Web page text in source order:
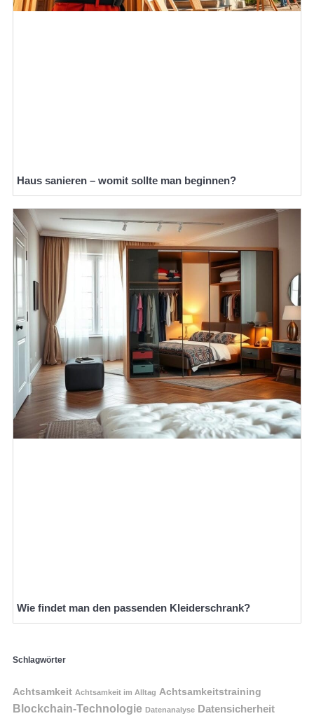
Haus sanieren – womit sollte man beginnen?
Wie findet man den passenden Kleiderschrank?
Schlagwörter
Achtsamkeit Achtsamkeit im Alltag Achtsamkeitstraining
Blockchain-Technologie Datenanalyse Datensicherheit